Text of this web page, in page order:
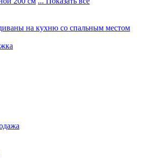
на кухню со спальным местом